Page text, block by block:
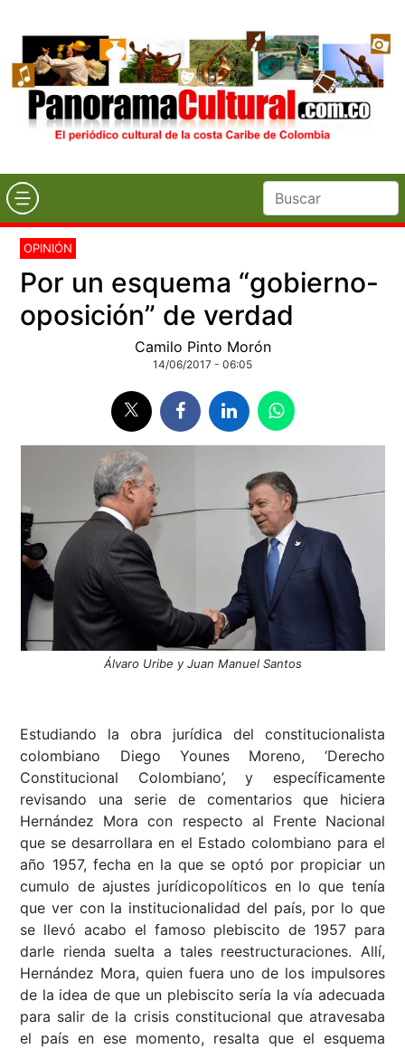
OPINIÓN
Por un esquema “gobierno-
oposición” de verdad
Camilo Pinto Morón
14/06/2017 - 06:05
Álvaro Uribe y Juan Manuel Santos
Estudiando la obra jurídica del constitucionalista
colombiano Diego Younes Moreno, ‘Derecho
Constitucional Colombiano’, y específicamente
revisando una serie de comentarios que hiciera
Hernández Mora con respecto al Frente Nacional
que se desarrollara en el Estado colombiano para el
año 1957, fecha en la que se optó por propiciar un
cumulo de ajustes jurídicopolíticos en lo que tenía
que ver con la institucionalidad del país, por lo que
se llevó acabo el famoso plebiscito de 1957 para
darle rienda suelta a tales reestructuraciones. Allí,
Hernández Mora, quien fuera uno de los impulsores
de la idea de que un plebiscito sería la vía adecuada
para salir de la crisis constitucional que atravesaba
el país en ese momento, resalta que el esquema